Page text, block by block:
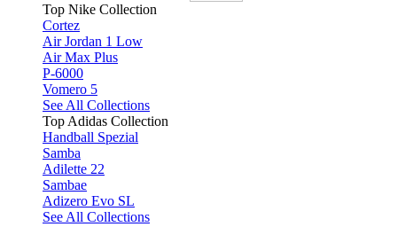
Top Nike Collection
Cortez
Air Jordan 1 Low
Air Max Plus
P-6000
Vomero 5
See All Collections
Top Adidas Collection
Handball Spezial
Samba
Adilette 22
Sambae
Adizero Evo SL
See All Collections